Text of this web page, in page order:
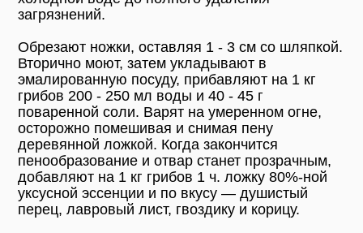
загрязнений.
Обрезают ножки, оставляя 1 - 3 см со шляпкой.
Вторично моют, затем укладывают в
эмалированную посуду, прибавляют на 1 кг
грибов 200 - 250 мл воды и 40 - 45 г
поваренной соли. Варят на умеренном огне,
осторожно помешивая и снимая пену
деревянной ложкой. Когда закончится
пенообразование и отвар станет прозрачным,
добавляют на 1 кг грибов 1 ч. ложку 80%-ной
уксусной эссенции и по вкусу — душистый
перец, лавровый лист, гвоздику и корицу.